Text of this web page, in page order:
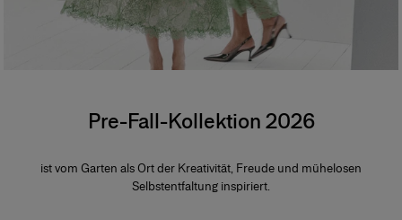
Pre-Fall-Kollektion 2026
ist vom Garten als Ort der Kreativität, Freude und mühelosen
Selbstentfaltung inspiriert.